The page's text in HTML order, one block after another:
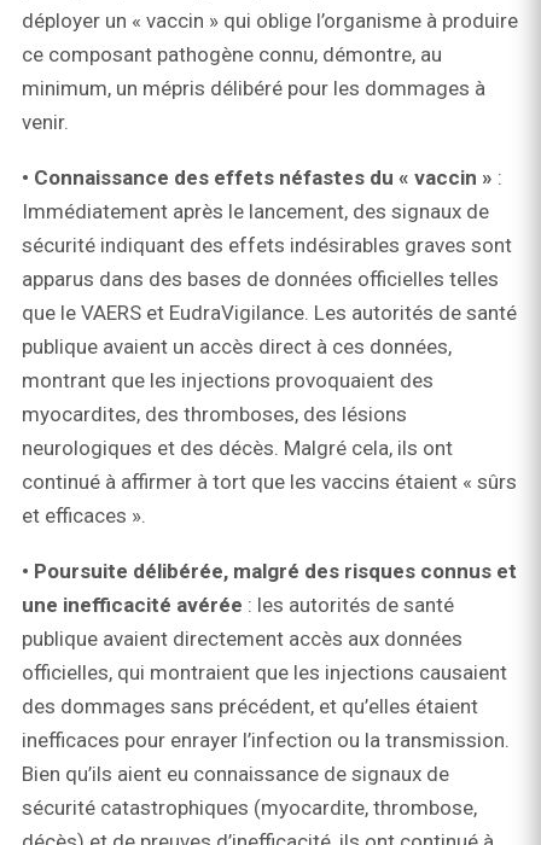
déployer un « vaccin » qui oblige l’organisme à produire
ce composant pathogène connu, démontre, au
minimum, un mépris délibéré pour les dommages à
venir.
• Connaissance des effets néfastes du « vaccin » :
Immédiatement après le lancement, des signaux de
sécurité indiquant des effets indésirables graves sont
apparus dans des bases de données officielles telles
que le VAERS et EudraVigilance. Les autorités de santé
publique avaient un accès direct à ces données,
montrant que les injections provoquaient des
myocardites, des thromboses, des lésions
neurologiques et des décès. Malgré cela, ils ont
continué à affirmer à tort que les vaccins étaient « sûrs
et efficaces ».
• Poursuite délibérée, malgré des risques connus et
une inefficacité avérée : les autorités de santé
publique avaient directement accès aux données
officielles, qui montraient que les injections causaient
des dommages sans précédent, et qu’elles étaient
inefficaces pour enrayer l’infection ou la transmission.
Bien qu’ils aient eu connaissance de signaux de
sécurité catastrophiques (myocardite, thrombose,